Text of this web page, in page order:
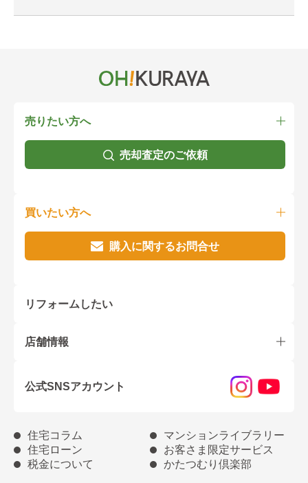
売りたい方へ
売却査定のご依頼
買いたい方へ
購入に関するお問合せ
リフォームしたい
店舗情報
公式SNSアカウント
住宅コラム
マンションライブラリー
住宅ローン
お客さま限定サービス
税金について
かたつむり倶楽部